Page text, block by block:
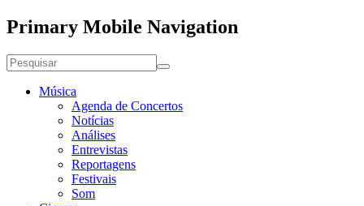
Primary Mobile Navigation
Música
Agenda de Concertos
Notícias
Análises
Entrevistas
Reportagens
Festivais
Som